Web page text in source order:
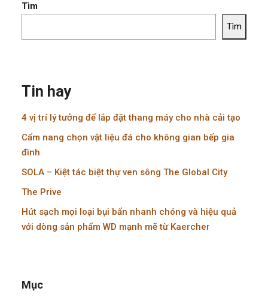
Tìm
Tìm
Tin hay
4 vị trí lý tưởng để lắp đặt thang máy cho nhà cải tạo
Cẩm nang chọn vật liệu đá cho không gian bếp gia
đình
SOLA – Kiệt tác biệt thự ven sông The Global City
The Prive
Hút sạch mọi loại bụi bẩn nhanh chóng và hiệu quả
với dòng sản phẩm WD mạnh mẽ từ Kaercher
Mục